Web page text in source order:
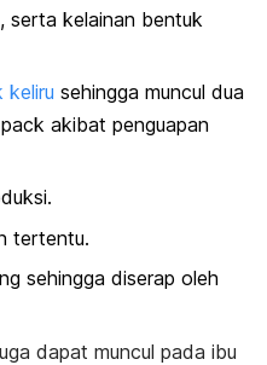
serta kelainan bentuk
keliru sehingga muncul dua
akibat penguapan
tertentu.
sehingga diserap oleh
dapat muncul pada ibu